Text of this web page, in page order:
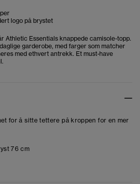
logo på brystet
Athletic Essentials knappede camisole-topp.
garderobe, med farger som matcher
med ethvert antrekk. Et must-have
for å sitte tettere på kroppen for en mer
76 cm